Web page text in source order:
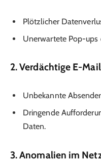
Plötzlicher
Unerwartete Pop-ups
2. Verdächtige E-
Unbekannte
Dringende
Daten.
3. Anomalien im